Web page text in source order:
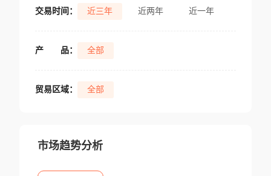
交易时间： 近三年 近两年 近一年
产 品： 全部
贸易区域： 全部
市场趋势分析